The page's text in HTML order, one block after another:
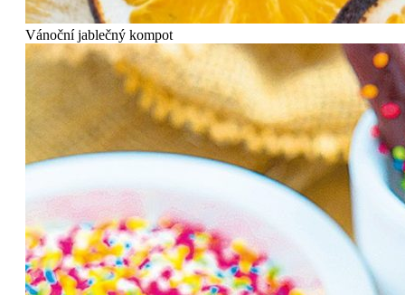
Vánoční jablečný kompot